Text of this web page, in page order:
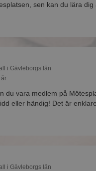
sen kan du lära dig
i Gävleborgs län
år
du vara medlem på
eller händig! Det är
i Gävleborgs län